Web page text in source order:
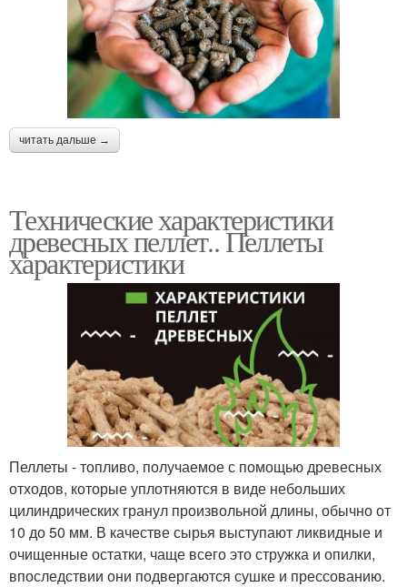
читать дальше →
Технические характеристики
древесных пеллет.. Пеллеты
характеристики
Пеллеты - топливо, получаемое с помощью древесных
отходов, которые уплотняются в виде небольших
цилиндрических гранул произвольной длины, обычно от
10 до 50 мм. В качестве сырья выступают ликвидные и
очищенные остатки, чаще всего это стружка и опилки,
впоследствии они подвергаются сушке и прессованию.